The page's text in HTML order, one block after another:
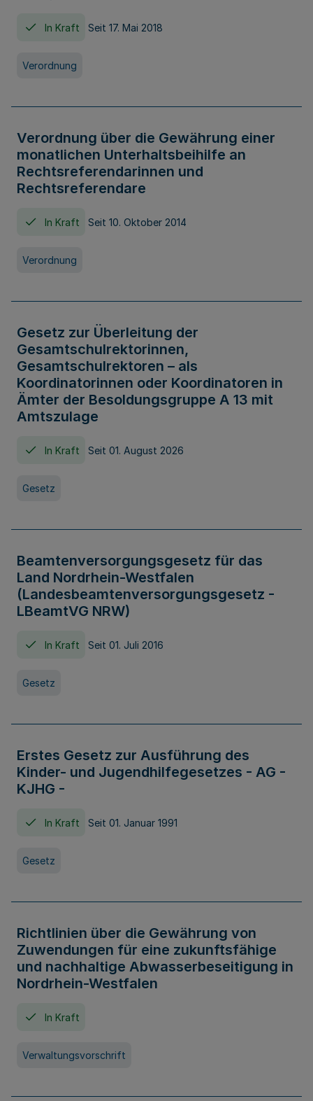
In Kraft Seit 17. Mai 2018
Verordnung
Verordnung über die Gewährung einer
monatlichen Unterhaltsbeihilfe an
Rechtsreferendarinnen und
Rechtsreferendare
In Kraft Seit 10. Oktober 2014
Verordnung
Gesetz zur Überleitung der
Gesamtschulrektorinnen,
Gesamtschulrektoren – als
Koordinatorinnen oder Koordinatoren in
Ämter der Besoldungsgruppe A 13 mit
Amtszulage
In Kraft Seit 01. August 2026
Gesetz
Beamtenversorgungsgesetz für das
Land Nordrhein-Westfalen
(Landesbeamtenversorgungsgesetz -
LBeamtVG NRW)
In Kraft Seit 01. Juli 2016
Gesetz
Erstes Gesetz zur Ausführung des
Kinder- und Jugendhilfegesetzes - AG -
KJHG -
In Kraft Seit 01. Januar 1991
Gesetz
Richtlinien über die Gewährung von
Zuwendungen für eine zukunftsfähige
und nachhaltige Abwasserbeseitigung in
Nordrhein-Westfalen
In Kraft
Verwaltungsvorschrift